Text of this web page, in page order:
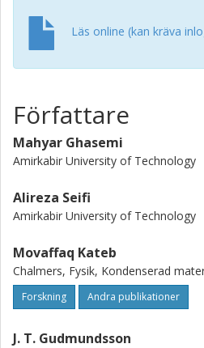
model can be ignored at the
formation of a low-resistance
electronic application is
Läs online (kan kräva
Författare
Mahyar Ghasemi
Amirkabir University of Technology
Alireza Seifi
Amirkabir University of Technology
Movaffaq Kateb
Chalmers, Fysik, Kondenserad
Forskning Andra publikationer
J. T. Gudmundsson